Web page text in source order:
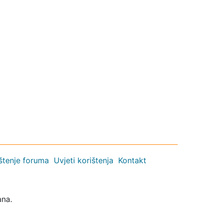
foruma Uvjeti korištenja Kontakt